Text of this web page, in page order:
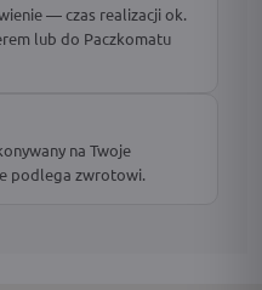
— czas realizacji ok.
lub do Paczkomatu
na Twoje
podlega zwrotowi.